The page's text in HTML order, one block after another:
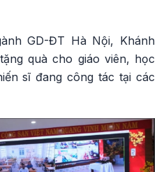
GD-ĐT Hà Nội, Khánh
quà cho giáo viên, học
sĩ đang công tác tại các